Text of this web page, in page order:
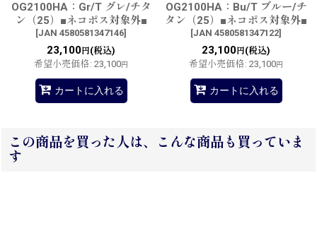
OG2100HA：Gr/T グレ/チタ
ン（25）■ネコポス対象外■
[JAN 4580581347146]
23,100 円(税込)
希望小売価格: 23,100円
カートに入れる
OG2100HA：Bu/T ブルー/チ
タン（25）■ネコポス対象外■
[JAN 4580581347122]
23,100 円(税込)
希望小売価格: 23,100円
カートに入れる
この商品を買った人は、こんな商品も買っていま
す